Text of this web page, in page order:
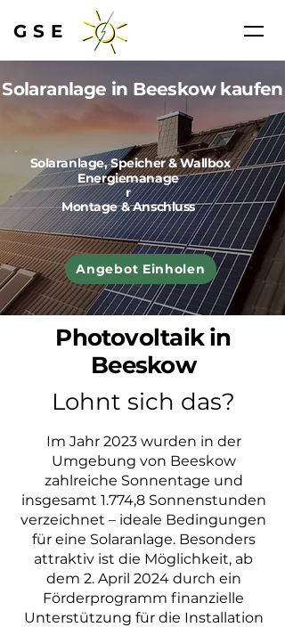
GSE
Solaranlage in Beeskow kaufen
Solaranlage, Speicher & Wallbox
Energiemanage
r
Montage & Anschluss
Angebot Einholen
Photovoltaik in
Beeskow
Lohnt sich das?
Im Jahr 2023 wurden in der
Umgebung von Beeskow
zahlreiche Sonnentage und
insgesamt 1.774,8 Sonnenstunden
verzeichnet – ideale Bedingungen
für eine Solaranlage. Besonders
attraktiv ist die Möglichkeit, ab
dem 2. April 2024 durch ein
Förderprogramm finanzielle
Unterstützung für die Installation